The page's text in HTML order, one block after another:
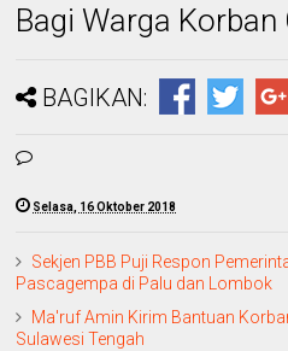
Bagi Warga Korban
BAGIKAN:
Selasa, 16 Oktober 2018
Sekjen PBB Puji Respon
Pascagempa di Palu dan Lombok
Ma'ruf Amin Kirim Bantuan
Sulawesi Tengah